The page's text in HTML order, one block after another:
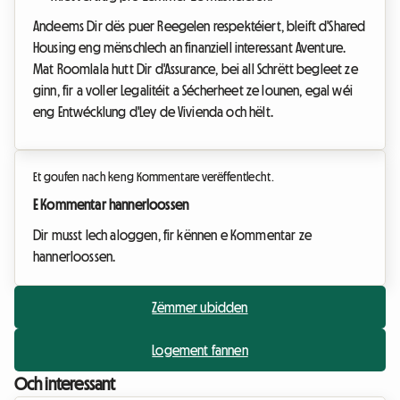
Andeems Dir dës puer Reegelen respektéiert, bleift d'Shared
Housing eng mënschlech an finanziell interessant Aventure.
Mat Roomlala hutt Dir d'Assurance, bei all Schrëtt begleet ze
ginn, fir a voller Legalitéit a Sécherheet ze lounen, egal wéi
eng Entwécklung d'Ley de Vivienda och hëlt.
Et goufen nach keng Kommentare verëffentlecht.
E Kommentar hannerloossen
Dir musst Iech aloggen, fir kënnen e Kommentar ze
hannerloossen.
Zëmmer ubidden
Logement fannen
Och interessant